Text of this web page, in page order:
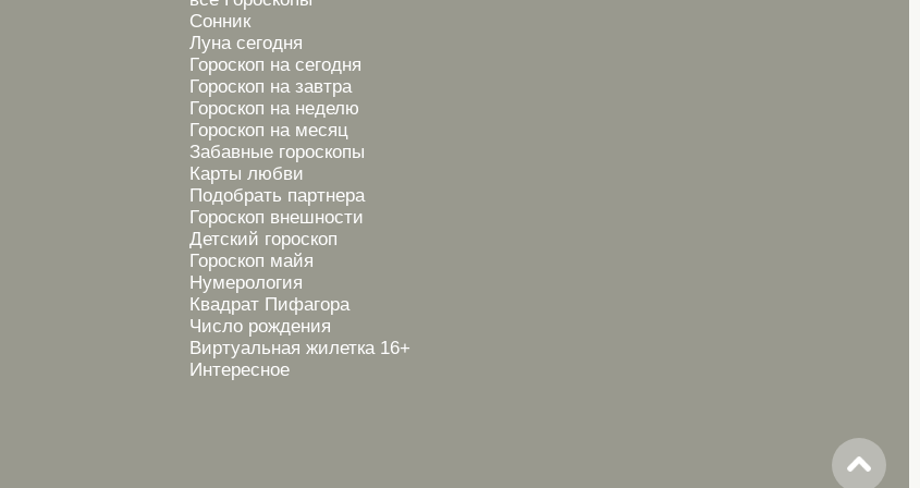
Сонник
Луна сегодня
Гороскоп на сегодня
Гороскоп на завтра
Гороскоп на неделю
Гороскоп на месяц
Забавные гороскопы
Карты любви
Подобрать партнера
Гороскоп внешности
Детский гороскоп
Гороскоп майя
Нумерология
Квадрат Пифагора
Число рождения
Виртуальная жилетка 16+
Интересное